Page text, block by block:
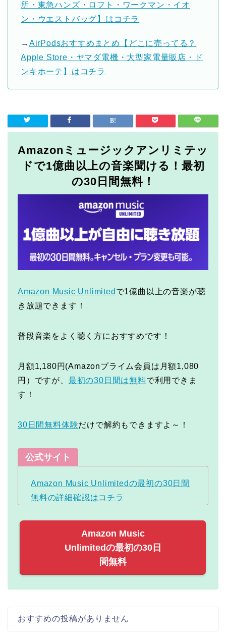
所・東急ハンズ・ロフト・ワークマン・イオ
ン・ウエストバッグ】はコチラ
→ AirPodsおすすめまとめ【どこに売ってる？
Apple Store・ヤマダ電機・大型家電量販店・ド
ンキホーテ】はコチラ
Amazonミュージックアンリミテッ
ドで1億曲以上の音楽聞ける！最初
の30日間無料！
Amazon Music Unlimited で1億曲以上の音楽が聴
き放題できます！
普段音楽をよく聴く方におすすめです！
月額1,180円(Amazonプライム会員は月額1,080
円）ですが、 最初の30日間は無料で利用できま
す！
30日間無料体験だけで解約もできますよ～！
公式サイト
Amazon Music Unlimitedの最初の30日間
無料の詳細確認はコチラ
Amazon Music
Unlimitedの最初の30日
間無料
おすすめの投稿がありません